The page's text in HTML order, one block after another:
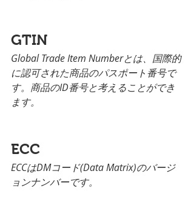
GTIN
Global Trade Item Numberとは、国際的
に認可された商品のパスポート番号で
す。商品のID番号と考えることができ
ます。
ECC
ECCはDMコード(Data Matrix)のバージ
ョンナンバーです。